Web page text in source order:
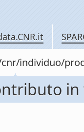
individuo/